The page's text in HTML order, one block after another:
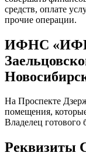
средств, оплате
прочие операции.
ИФНС
На Проспекте
помещения,
Владелец готового
Реквизиты